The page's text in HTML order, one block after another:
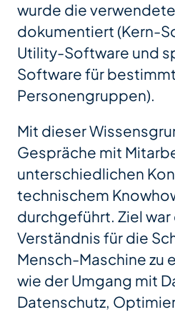
wurde die
dokumentiert (Kern-
Utility-Software und
Software für
Personengruppen).
Mit dieser
Gespräche mit
unterschiedlichen
technischem
durchgeführt. Ziel war
Verständnis für die
Mensch-Maschine zu
wie der Umgang mit
Datenschutz,